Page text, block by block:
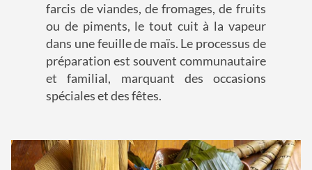
farcis de viandes, de fromages, de fruits
ou de piments, le tout cuit à la vapeur
dans une feuille de maïs. Le processus de
préparation est souvent communautaire
et familial, marquant des occasions
spéciales et des fêtes.